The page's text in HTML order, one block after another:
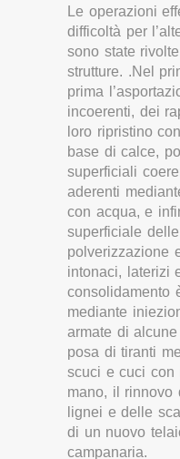
Le operazioni
difficoltà per
sono state
strutture. .Nel
prima
incoerenti, dei
loro ripristino
base di calce,
superficiali
aderenti
con acqua, e
superficiale
polverizzazione
intonaci, laterizi
consolidamento
mediante
armate di
posa di tiranti
scuci e cuci con
mano, il rinnovo
lignei e delle
di un nuovo
campanaria.